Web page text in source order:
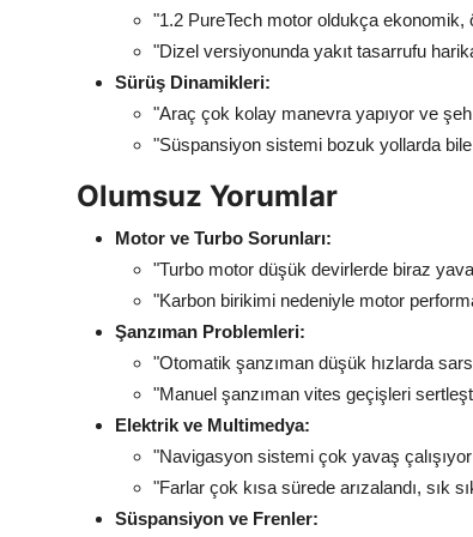
"1.2 PureTech motor oldukça
"Dizel versiyonunda yakıt tasarrufu
Sürüş Dinamikleri:
"Araç çok kolay manevra yapıyor ve
"Süspansiyon sistemi bozuk yollarda
Olumsuz Yorumlar
Motor ve Turbo Sorunları:
"Turbo motor düşük devirlerde biraz
"Karbon birikimi nedeniyle motor
Şanzıman Problemleri:
"Otomatik şanzıman düşük hızlarda
"Manuel şanzıman vites geçişleri
Elektrik ve Multimedya:
"Navigasyon sistemi çok yavaş
"Farlar çok kısa sürede arızalandı, sık
Süspansiyon ve Frenler: